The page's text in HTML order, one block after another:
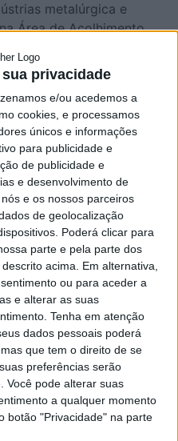
privacidade
e/ou acedemos a
cookies, e processamos
únicos e informações
para publicidade e
de publicidade e
e desenvolvimento de
e os nossos parceiros
de geolocalização
Poderá clicar para
parte e pela parte dos
acima. Em alternativa,
ou para aceder a
e alterar as suas
Tenha em atenção
dados pessoais poderá
que tem o direito de se
preferências serão
Você pode alterar suas
a qualquer momento
botão "Privacidade" na parte
metalúrgica e
Área de Acolhimento
Azemeis.net